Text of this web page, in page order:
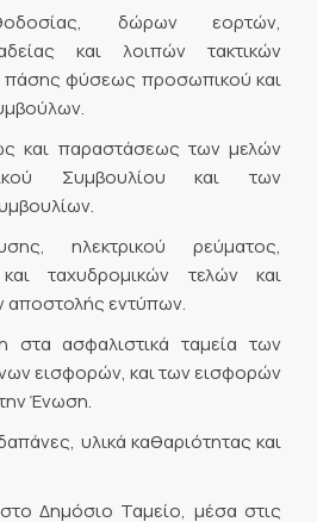
δώρων εορτών,
και λοιπών τακτικών
φύσεως προσωπικού και
και παραστάσεως των μελών
Συμβουλίου και των
ηλεκτρικού ρεύματος,
ταχυδρομικών τελών και
αποστολής εντύπων.
ασφαλιστικά ταμεία των
εισφορών, και των εισφορών
Ένωση.
υλικά καθαριότητας και
Δημόσιο Ταμείο, μέσα στις